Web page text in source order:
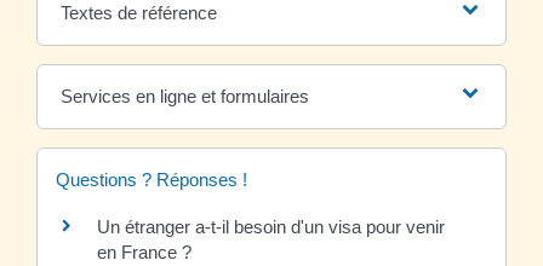
Textes de référence
Services en ligne et formulaires
Questions ? Réponses !
Un étranger a-t-il besoin d'un visa pour venir
en France ?